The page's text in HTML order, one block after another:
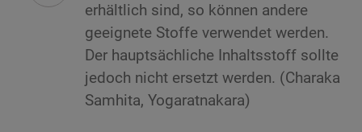
erhältlich sind, so können andere
geeignete Stoffe verwendet werden.
Der hauptsächliche Inhaltsstoff sollte
jedoch nicht ersetzt werden. (Charaka
Samhita, Yogaratnakara)